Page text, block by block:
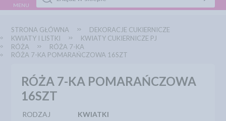
MENU
STRONA GŁÓWNA
DEKORACJE CUKIERNICZE
KWIATY I LISTKI
KWIATY CUKIERNICZE PJ
RÓŻA
RÓŻA 7-KA
RÓŻA 7-KA POMARAŃCZOWA 16SZT
RÓŻA 7-KA POMARAŃCZOWA
16SZT
RODZAJ
KWIATKI